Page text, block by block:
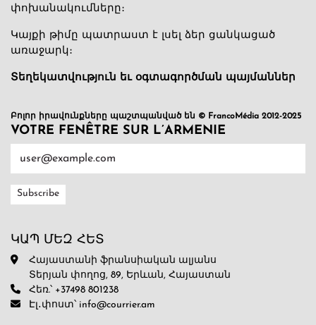
փոխանակումները։
Կայքի թիմը պատրաստ է լսել ձեր ցանկացած
առաջարկ։
Տեղեկատվություն եւ օգտագործման պայմաններ
Բոլոր իրավունքները պաշտպանված են © FrancoMédia 2012-2025
VOTRE FENÊTRE SUR L’ARMENIE
ԿԱՊ ՄԵԶ ՀԵՏ
Հայաստանի ֆրանսիական ալյանս
Տերյան փողոց, 89, Երևան, Հայաստան
Հեռ.՝ +37498 801238
Էլ․փոստ՝ info@courrier.am